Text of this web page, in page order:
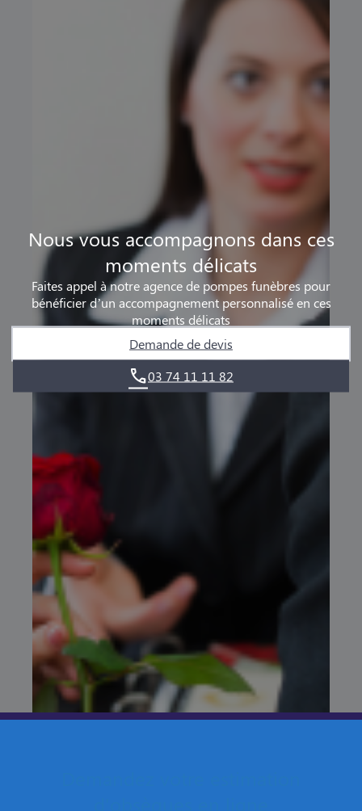
Nous vous accompagnons dans ces
moments délicats
Faites appel à notre agence de pompes funèbres pour
bénéficier d’un accompagnement personnalisé en ces
moments délicats
Demande de devis
03 74 11 11 82